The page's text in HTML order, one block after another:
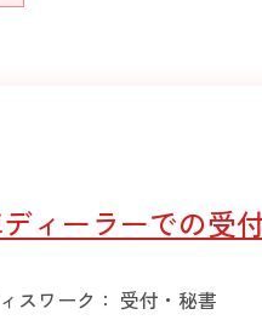
ディーラーでの
スワーク： 受付・秘書